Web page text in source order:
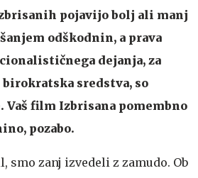
pojavijo bolj ali manj
odškodnin, a prava
dejanja, za
sredstva, so
Vaš film Izbrisana pomembno
pozabo.
smo zanj izvedeli z zamudo. Ob